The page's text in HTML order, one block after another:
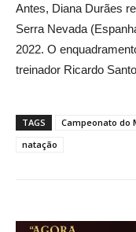
Antes, Diana Durães
Serra Nevada
2022. O
treinador Ricardo
TAGS Campeonato do
natação